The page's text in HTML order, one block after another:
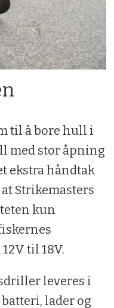
til å bore hull i
med stor åpning
ekstra håndtak
Strikemasters
kun
til 18V.
leveres i
lader og